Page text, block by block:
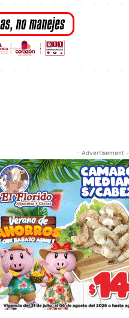
- Advertisement -